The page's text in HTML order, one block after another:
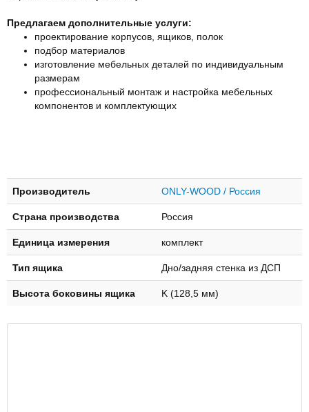
Предлагаем дополнительные услуги:
проектирование корпусов, ящиков, полок
подбор материалов
изготовление мебельных деталей по индивидуальным
размерам
профессиональный монтаж и настройка мебельных
компонентов и комплектующих
Производитель ONLY-WOOD / Россия
Страна производства Россия
Единица измерения комплект
Тип ящика Дно/задняя стенка из ДСП
Высота боковины ящика K (128,5 мм)